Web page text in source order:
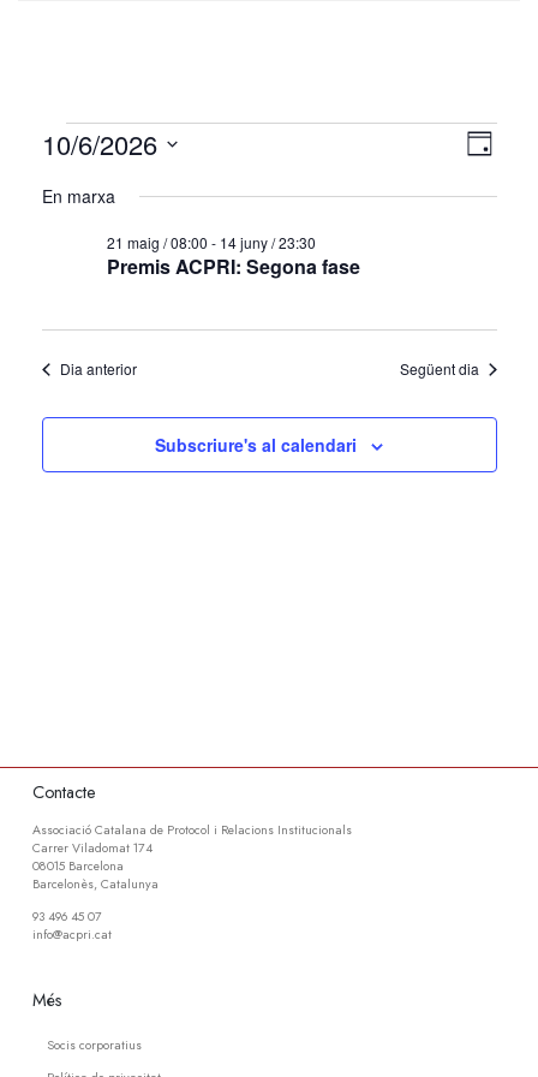
Esdeveniments
del
10/06/2026
Vistes
Dia
10/6/2026
una
En marxa
Premis ACPRI: Segona fase
21 maig / 08:00 - 14 juny / 23:30
Dia anterior Següent dia
Subscriure's al calendari
Contacte
Associació Catalana de Protocol i Relacions Institucionals
Carrer Viladomat 174
08015 Barcelona
Barcelonès, Catalunya
93 496 45 07
info@acpri.cat
Més
Socis corporatius